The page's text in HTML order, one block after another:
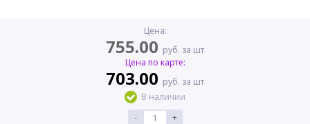
Цена:
755.00 руб. за шт
Цена по карте:
703.00 руб. за шт
В наличии
-
+